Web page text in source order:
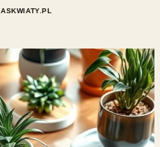
ASKWIATY.PL